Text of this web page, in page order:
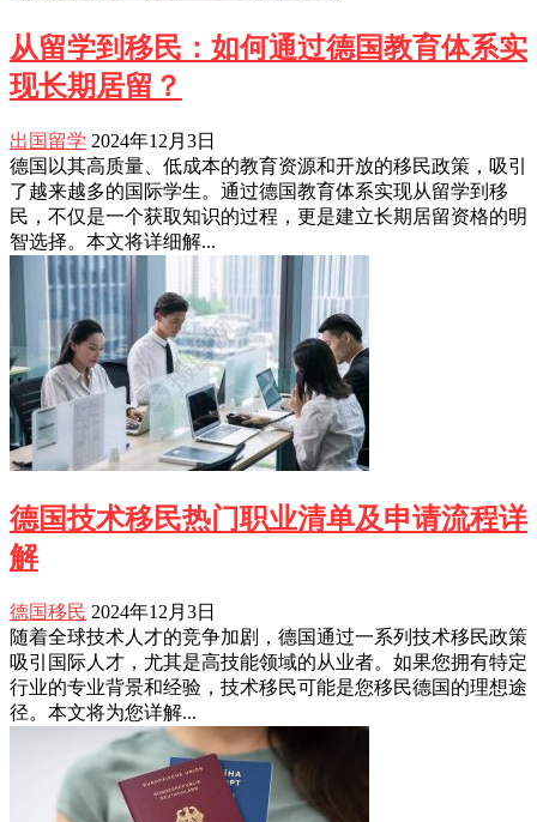
从留学到移民：如何通过德国教育体系实
现长期居留？
出国留学 2024年12月3日
德国以其高质量、低成本的教育资源和开放的移民政策，吸引
了越来越多的国际学生。通过德国教育体系实现从留学到移
民，不仅是一个获取知识的过程，更是建立长期居留资格的明
智选择。本文将详细解...
德国技术移民热门职业清单及申请流程详
解
德国移民 2024年12月3日
随着全球技术人才的竞争加剧，德国通过一系列技术移民政策
吸引国际人才，尤其是高技能领域的从业者。如果您拥有特定
行业的专业背景和经验，技术移民可能是您移民德国的理想途
径。本文将为您详解...